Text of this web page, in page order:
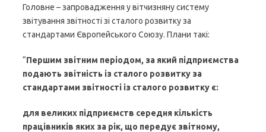
Головне – запровадження у вітчизняну систему
звітування звітності зі сталого розвиткуза
стандартами Європейського Союзу. Плани такі:
“Першим звітним періодом, за який підприємства
подають звітність із сталого розвитку за
стандартами звітності із сталого розвитку є:
для великих підприємств середня кількість
працівників яких за рік, що передує звітному,